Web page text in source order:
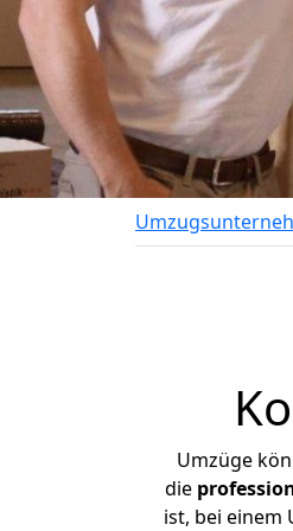
Umzüge
die
ist, bei einem